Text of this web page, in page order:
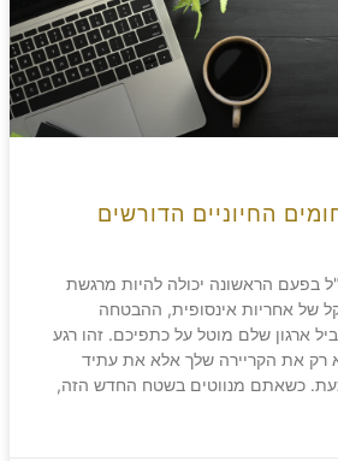
החיוניים הדורשים
בפעם הראשונה יכולה להיות מרגשת
של אחריות אינסופית, ההבטחה
ארגון שלם מוטל על כתפיכם. זהו רגע
רק את הקריירה שלך אלא את עתיד
כשאתם מנווטים בשטח החדש הזה,